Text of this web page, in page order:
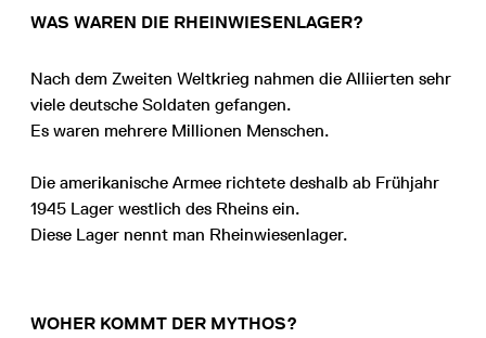
WAS WAREN DIE RHEINWIESENLAGER?
Nach dem Zweiten Weltkrieg nahmen die Alliierten sehr
viele deutsche Soldaten gefangen.
Es waren mehrere Millionen Menschen.
Die amerikanische Armee richtete deshalb ab Frühjahr
1945 Lager westlich des Rheins ein.
Diese Lager nennt man Rheinwiesenlager.
WOHER KOMMT DER MYTHOS?